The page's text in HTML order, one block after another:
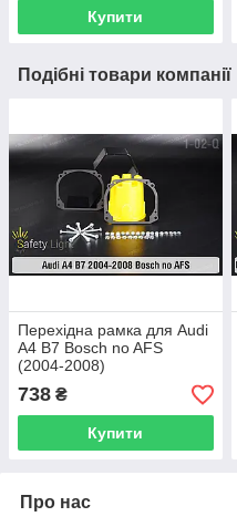
Купити
Подібні товари компанії
Перехідна рамка для Audi
A4 B7 Bosch no AFS
(2004-2008)
738 ₴
Купити
Про нас